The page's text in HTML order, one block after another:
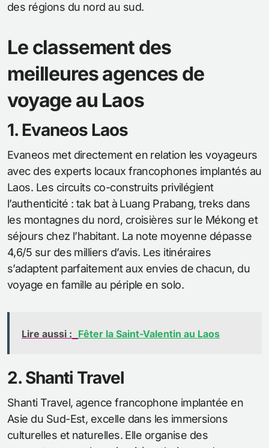
des régions du nord au sud.
Le classement des
meilleures agences de
voyage au Laos
1. Evaneos Laos
Evaneos met directement en relation les voyageurs
avec des experts locaux francophones implantés au
Laos. Les circuits co-construits privilégient
l’authenticité : tak bat à Luang Prabang, treks dans
les montagnes du nord, croisières sur le Mékong et
séjours chez l’habitant. La note moyenne dépasse
4,6/5 sur des milliers d’avis. Les itinéraires
s’adaptent parfaitement aux envies de chacun, du
voyage en famille au périple en solo.
Lire aussi : Fêter la Saint-Valentin au Laos
2. Shanti Travel
Shanti Travel, agence francophone implantée en
Asie du Sud-Est, excelle dans les immersions
culturelles et naturelles. Elle organise des